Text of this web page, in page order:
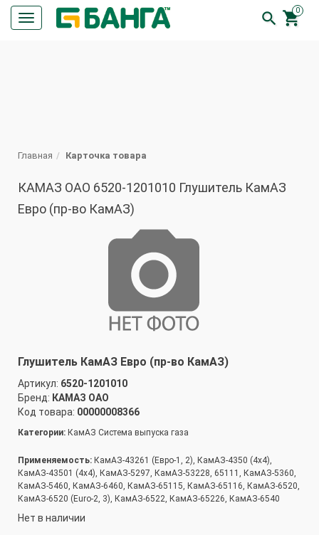
Кнопка
меню
0


Главная Карточка товара
КАМАЗ ОАО 6520-1201010 Глушитель КамАЗ
Евро (пр-во КамАЗ)
Глушитель КамАЗ Евро (пр-во КамАЗ)
Артикул: 6520-1201010
Бренд: КАМАЗ ОАО
Код товара: 00000008366
Категории: КамАЗ Система выпуска газа
Применяемость: КамАЗ-43261 (Евро-1, 2), КамАЗ-4350 (4х4),
КамАЗ-43501 (4х4), КамАЗ-5297, КамАЗ-53228, 65111, КамАЗ-5360,
КамАЗ-5460, КамАЗ-6460, КамАЗ-65115, КамАЗ-65116, КамАЗ-6520,
КамАЗ-6520 (Euro-2, 3), КамАЗ-6522, КамАЗ-65226, КамАЗ-6540
Нет в наличии